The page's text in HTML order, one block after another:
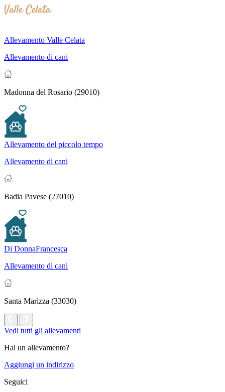
Allevamento Valle Celata
Allevamento di cani
Madonna del Rosario (29010)
Allevamento del piccolo tempo
Allevamento di cani
Badia Pavese (27010)
Di DonnaFrancesca
Allevamento di cani
Santa Marizza (33030)
Vedi tutti gli allevamenti
Hai un allevamento?
Aggiungi un indirizzo
Seguici